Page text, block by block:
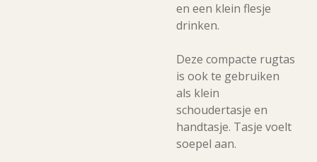
en een klein flesje
drinken.
Deze compacte rugtas
is ook te gebruiken
als klein
schoudertasje en
handtasje. Tasje voelt
soepel aan.